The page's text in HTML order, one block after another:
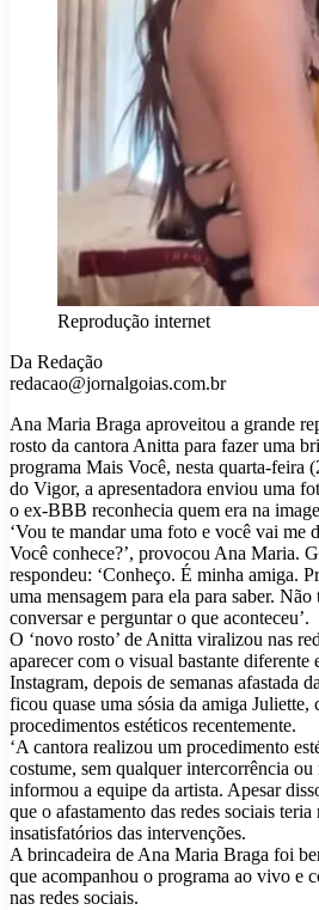
Reprodução internet
Da Redação
redacao@jornalgoias.com.br
Ana Maria Braga aproveitou a grande
rosto da cantora Anitta para fazer uma
programa Mais Você, nesta quarta-feira
do Vigor, a apresentadora enviou uma
o ex-BBB reconhecia quem era na
‘Vou te mandar uma foto e você vai me
Você conhece?’, provocou Ana Maria.
respondeu: ‘Conheço. É minha amiga.
uma mensagem para ela para saber.
conversar e perguntar o que aconteceu’.
O ‘novo rosto’ de Anitta viralizou nas
aparecer com o visual bastante diferente
Instagram, depois de semanas afastada
ficou quase uma sósia da amiga
procedimentos estéticos recentemente.
‘A cantora realizou um procedimento
costume, sem qualquer intercorrência ou
informou a equipe da artista. Apesar
que o afastamento das redes sociais
insatisfatórios das intervenções.
A brincadeira de Ana Maria Braga foi
que acompanhou o programa ao vivo e
nas redes sociais.